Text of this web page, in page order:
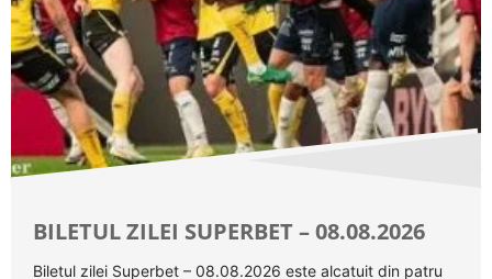
BILETUL ZILEI SUPERBET – 08.08.2026
Biletul zilei Superbet – 08.08.2026 este alcatuit din patru